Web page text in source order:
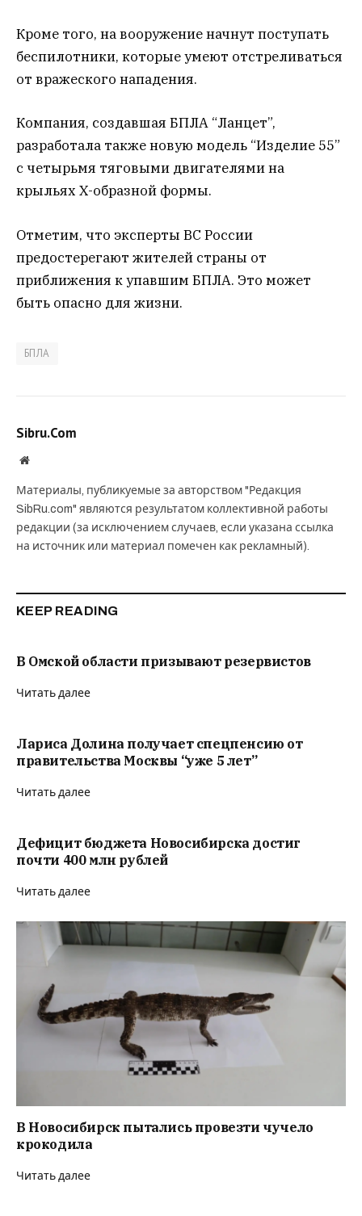
Кроме того, на вооружение начнут поступать
беспилотники, которые умеют отстреливаться
от вражеского нападения.
Компания, создавшая БПЛА “Ланцет”,
разработала также новую модель “Изделие 55”
с четырьмя тяговыми двигателями на
крыльях Х-образной формы.
Отметим, что эксперты ВС России
предостерегают жителей страны от
приближения к упавшим БПЛА. Это может
быть опасно для жизни.
БПЛА
Sibru.Com
Website
Материалы, публикуемые за авторством "Редакция
SibRu.com" являются результатом коллективной работы
редакции (за исключением случаев, если указана ссылка
на источник или материал помечен как рекламный).
KEEP READING
В Омской области призывают резервистов
Читать далее
Лариса Долина получает спецпенсию от
правительства Москвы “уже 5 лет”
Читать далее
Дефицит бюджета Новосибирска достиг
почти 400 млн рублей
Читать далее
В Новосибирск пытались провезти чучело
крокодила
Читать далее